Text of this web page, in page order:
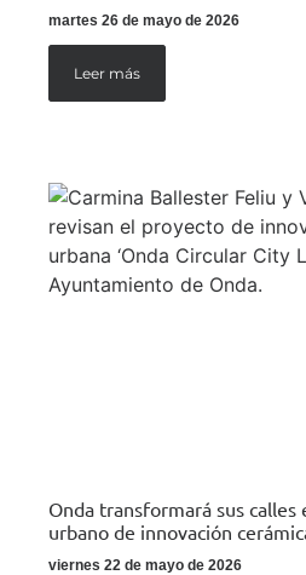
martes 26 de mayo de 2026
Leer más
Onda transformará sus
urbano de innovación
viernes 22 de mayo de 2026